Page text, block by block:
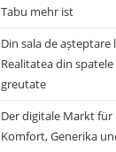
Tabu mehr ist
Din sala de
Realitatea din
greutate
Der digitale Markt
Komfort, Generika